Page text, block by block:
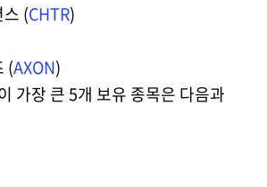
(CHTR)
(AXON)
가장 큰 5개 보유 종목은 다음과